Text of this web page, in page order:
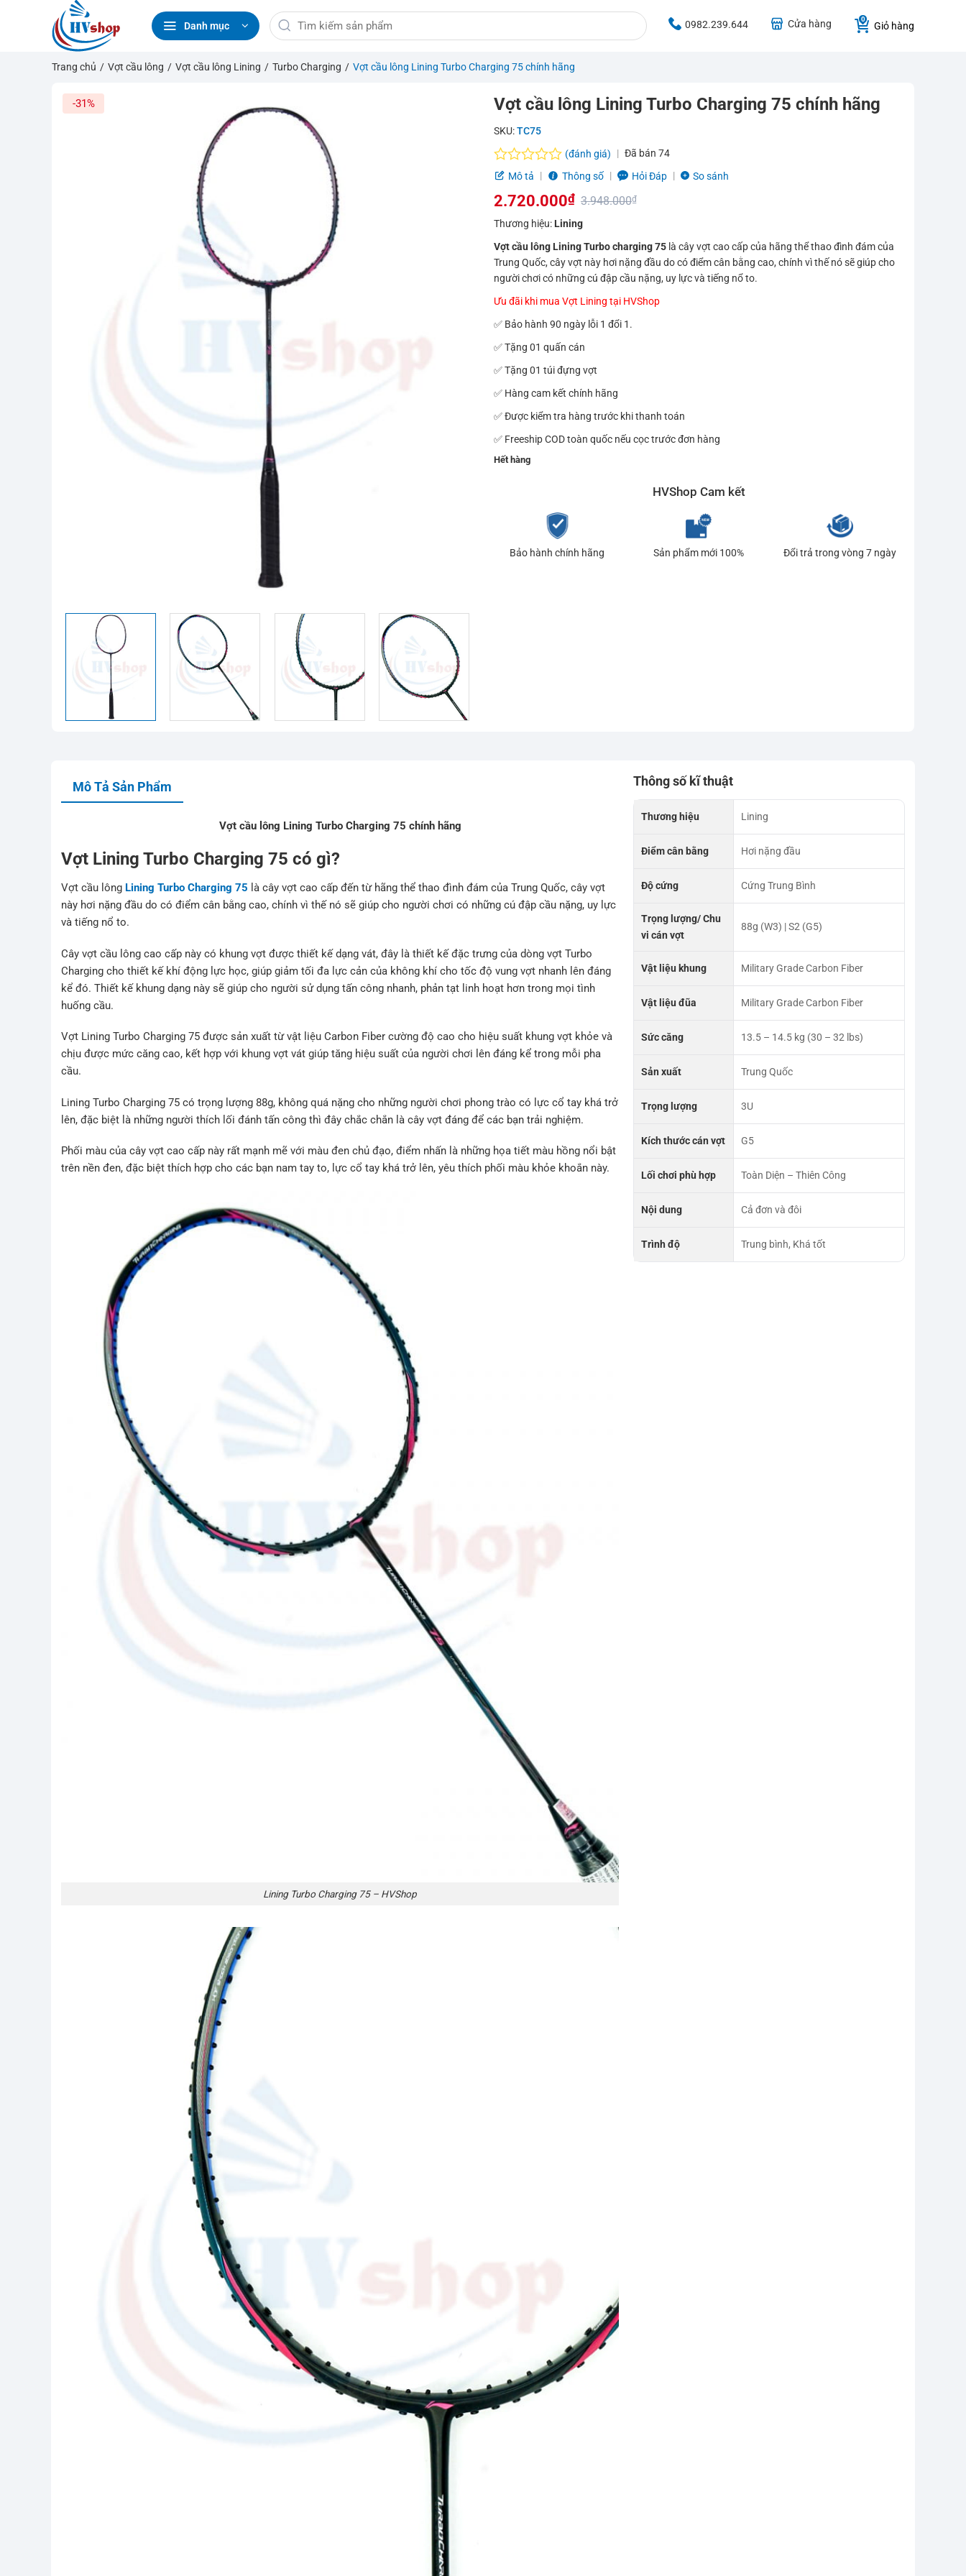
Danh mục
Tìm
kiếm:
0982.239.644 Cửa hàng Giỏ hàng
Trang chủ / Vợt cầu lông / Vợt cầu lông Lining / Turbo Charging / Vợt cầu lông Lining Turbo Charging 75 chính hãng
-31% Vợt cầu lông Lining Turbo Charging 75 chính hãng
SKU:TC75
Được
hạng
5
sao
(đánh giá) Đã bán74
Mô tả
Thông số Hỏi Đáp So sánh
3.948.000₫
Giá
gốc
là:
3.948.000₫.
2.720.000₫
Giá
hiện
tại
là:
2.720.000₫.
Thương hiệu: Lining
Vợt cầu lông Lining Turbo charging 75 là cây vợt cao cấp của hãng thể thao đình đám của
Trung Quốc, cây vợt này hơi nặng đầu do có điểm cân bằng cao, chính vì thế nó sẽ giúp cho
người chơi có những cú đập cầu nặng, uy lực và tiếng nổ to.
Ưu đãi khi mua Vợt Lining tại HVShop
✅ Bảo hành 90 ngày lỗi 1 đổi 1.
✅ Tặng 01 quấn cán
✅ Tặng 01 túi đựng vợt
✅ Hàng cam kết chính hãng
✅ Được kiểm tra hàng trước khi thanh toán
✅ Freeship COD toàn quốc nếu cọc trước đơn hàng
Hết hàng
HVShop Cam kết
Bảo hành chính hãng Sản phẩm mới 100% Đổi trả trong vòng 7 ngày
Mô Tả Sản Phẩm
Vợt cầu lông Lining Turbo Charging 75 chính hãng
Vợt Lining Turbo Charging 75 có gì?
Vợt cầu lông Lining Turbo Charging 75 là cây vợt cao cấp đến từ hãng thể thao đình đám của Trung Quốc, cây vợt
này hơi nặng đầu do có điểm cân bằng cao, chính vì thế nó sẽ giúp cho người chơi có những cú đập cầu nặng, uy lực
và tiếng nổ to.
Cây vợt cầu lông cao cấp này có khung vợt được thiết kế dạng vát, đây là thiết kế đặc trưng của dòng vợt Turbo
Charging cho thiết kế khí động lực học, giúp giảm tối đa lực cản của không khí cho tốc độ vung vợt nhanh lên đáng
kể đó. Thiết kế khung dạng này sẽ giúp cho người sử dụng tấn công nhanh, phản tạt linh hoạt hơn trong mọi tình
huống cầu.
Vợt Lining Turbo Charging 75 được sản xuất từ vật liệu Carbon Fiber cường độ cao cho hiệu suất khung vợt khỏe và
chịu được mức căng cao, kết hợp với khung vợt vát giúp tăng hiệu suất của người chơi lên đáng kể trong mỗi pha
cầu.
Lining Turbo Charging 75 có trọng lượng 88g, không quá nặng cho những người chơi phong trào có lực cổ tay khá trở
lên, đặc biệt là những người thích lối đánh tấn công thì đây chắc chắn là cây vợt đáng để các bạn trải nghiệm.
Phối màu của cây vợt cao cấp này rất mạnh mẽ với màu đen chủ đạo, điểm nhấn là những họa tiết màu hồng nổi bật
trên nền đen, đặc biệt thích hợp cho các bạn nam tay to, lực cổ tay khá trở lên, yêu thích phối màu khỏe khoắn này.
Lining Turbo Charging 75 – HVShop
Thông số kĩ thuật
Thương hiệu Lining
Điểm cân bằng Hơi nặng đầu
Độ cứng Cứng Trung Bình
Trọng lượng/ Chu
vi cán vợt
88g (W3) | S2 (G5)
Vật liệu khung Military Grade Carbon Fiber
Vật liệu đũa Military Grade Carbon Fiber
Sức căng 13.5 – 14.5 kg (30 – 32 lbs)
Sản xuất Trung Quốc
Trọng lượng 3U
Kích thước cán vợt G5
Lối chơi phù hợp Toàn Diện – Thiên Công
Nội dung Cả đơn và đôi
Trình độ Trung bình, Khá tốt